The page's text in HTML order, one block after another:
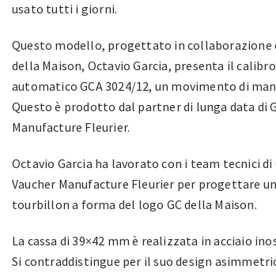
usato tutti i giorni.
Questo modello, progettato in
della Maison, Octavio Garcia, presenta il
automatico GCA 3024/12, un movimento di
Questo è prodotto dal partner di lunga data di
Manufacture Fleurier.
Octavio Garcia ha lavorato con i team tecnici di
Vaucher Manufacture Fleurier per progettare
tourbillon a forma del logo GC della Maison.
La cassa di 39×42 mm è realizzata in acciaio
Si contraddistingue per il suo design